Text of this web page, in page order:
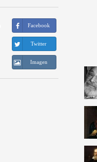
Facebook
Twitter
Imagen